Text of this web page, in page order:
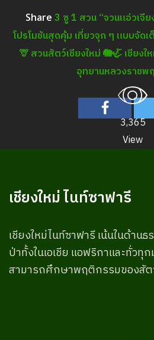
Share 3 ซู 1 สวน “จวนแอ่วเจี
โปรโมชันสุดคุ้ม เที่ยวจุก ๆ แบบจัดเ
🦒 สวนสัตว์เชียงใหม่ 🐘🦏 เชียง
อุทยานหลวงราชพ
3,365
View
เชียงใหม่ ไนท์ซาฟารี
เชียงใหม่ไนท์ซาฟารี เน้นในด้าน
ป่าทั้งในเอเชีย แอฟริกาและทั่วทุ
สามารถศึกษาพฤติกรรมของสัต